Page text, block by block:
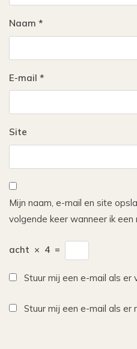
Naam *
E-mail *
Site
Mijn naam, e-mail en site
volgende keer wanneer ik een
acht × 4 =
Stuur mij een e-mail als er
Stuur mij een e-mail als er